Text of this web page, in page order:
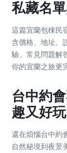
私藏名
這篇宜蘭包棟民
含價格、地址、
驗、常見問題解
你的宜蘭之旅更
台中約
趣又好
還在煩惱台中約
自然秘境到夜景